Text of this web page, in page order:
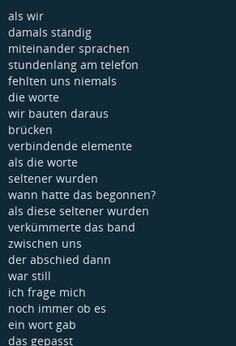
als wir
damals ständig
miteinander sprachen
stundenlang am telefon
fehlten uns niemals
die worte
wir bauten daraus
brücken
verbindende elemente
als die worte
seltener wurden
wann hatte das begonnen?
als diese seltener wurden
verkümmerte das band
zwischen uns
der abschied dann
war still
ich frage mich
noch immer ob es
ein wort gab
das gepasst